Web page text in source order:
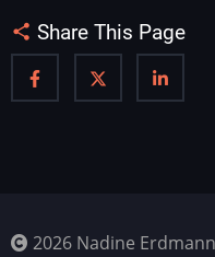
Share This Page
2026 Nadine